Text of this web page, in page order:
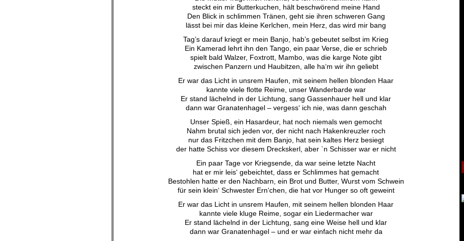
steckt ein mir Butterkuchen, hält beschwörend meine Hand
Den Blick in schlimmen Tränen, geht sie ihren schweren Gang
lässt bei mir das kleine Kerlchen, mein Herz, das wird mir bang
Tag’s darauf kriegt er mein Banjo, hab’s gebeutet selbst im Krieg
Ein Kamerad lehrt ihn den Tango, ein paar Verse, die er schrieb
spielt bald Walzer, Foxtrott, Mambo, was die karge Note gibt
zwischen Panzern und Haubitzen, alle ha‘m wir ihn geliebt
Er war das Licht in unsrem Haufen, mit seinem hellen blonden Haar
kannte viele flotte Reime, unser Wanderbarde war
Er stand lächelnd in der Lichtung, sang Gassenhauer hell und klar
dann war Granatenhagel – vergess‘ ich nie, was dann geschah
Unser Spieß, ein Hasardeur, hat noch niemals wen gemocht
Nahm brutal sich jeden vor, der nicht nach Hakenkreuzler roch
nur das Fritzchen mit dem Banjo, hat sein kaltes Herz besiegt
der hatte Schiss vor diesem Dreckskerl, aber `n Schisser war er nicht
Ein paar Tage vor Kriegsende, da war seine letzte Nacht
hat er mir leis‘ gebeichtet, dass er Schlimmes hat gemacht
Bestohlen hatte er den Nachbarn, ein Brot und Butter, Wurst vom Schwein
für sein klein‘ Schwester Ern‘chen, die hat vor Hunger so oft geweint
Er war das Licht in unsrem Haufen, mit seinem hellen blonden Haar
kannte viele kluge Reime, sogar ein Liedermacher war
Er stand lächelnd in der Lichtung, sang eine Weise hell und klar
dann war Granatenhagel – und er war einfach nicht mehr da